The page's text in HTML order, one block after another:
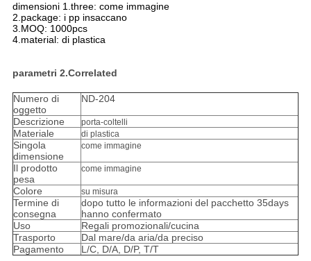
dimensioni 1.three: come immagine
2.package: i pp insaccano
3.MOQ: 1000pcs
4.material: di plastica
parametri 2.Correlated
Numero di
oggetto
ND-204
Descrizione porta-coltelli
Materiale di plastica
Singola
dimensione
come immagine
Il prodotto
pesa
come immagine
Colore su misura
Termine di
consegna
dopo tutto le informazioni del pacchetto 35days
hanno confermato
Uso
Regali promozionali/cucina
Trasporto
Dal mare/da aria/da preciso
Pagamento
L/C, D/A, D/P, T/T